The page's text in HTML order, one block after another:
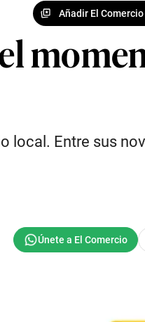
Añadir El
local. Entre sus